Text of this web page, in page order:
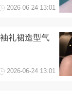
2026-06-24 13:01
礼裙造型气
2026-06-24 13:01